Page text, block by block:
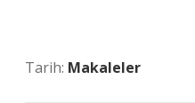
Tarih: Makaleler